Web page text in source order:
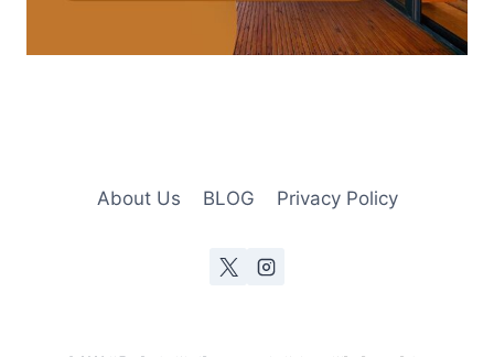
About Us BLOG Privacy Policy